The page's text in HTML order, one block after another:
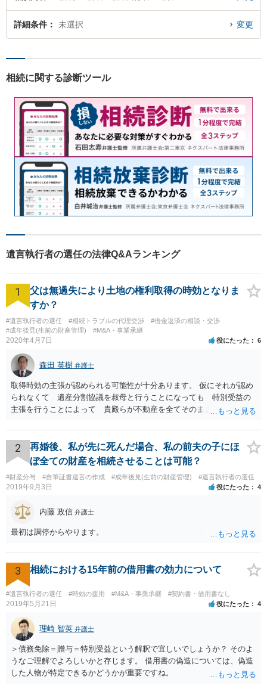
詳細条件 未選択 変更
相続に関する診断ツール
遺言執行者の選任の法律Q&Aランキング
1
父は無過失により土地の権利取得の時効となりま
すか？
#遺言執行者の選任 #相続トラブルの代理交渉
#借金返済の相談・交渉
#成年後見(生前の財産管理)
#M&A・事業承継
2020年4月7日 役にたった 6
森田 英樹 弁護士
取得時効の主張が認められる可能性が十分あります。 仮にそれが認め
られなくて 遺産分割協議を叔母と行うことになっても 特別受益の
主張を行うことによって 貴殿らが不動産を全てそのまま取得できる
2
再婚後、私が先に死んだ場合、私の前夫の子にほ
ぼ全ての財産を相続させることは可能？
#財産分与 #自筆証書遺言の作成 #成年後見(生前の財産管理) #遺言執行者の選任
2019年9月3日 役にたった 4
内藤 政信 弁護士
最初は調停からやります。
3 相続における15年前の借用書の効力について
#遺言執行者の選任 #時効の援用 #M&A・事業承継 #契約書・借用書なし
2019年5月21日 役にたった 4
理崎 智英 弁護士
＞債務免除＝贈与＝特別受益という解釈で宜しいでしょうか？ そのよ
うなご理解でよろしいかと存じます。 借用書の偽造については、偽造
した人物が特定できるかどうかが重要ですね。